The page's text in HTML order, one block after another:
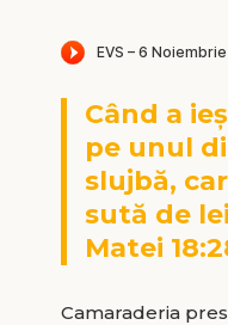
Când a
pe unul
slujbă,
sută de
Matei
Camaraderia